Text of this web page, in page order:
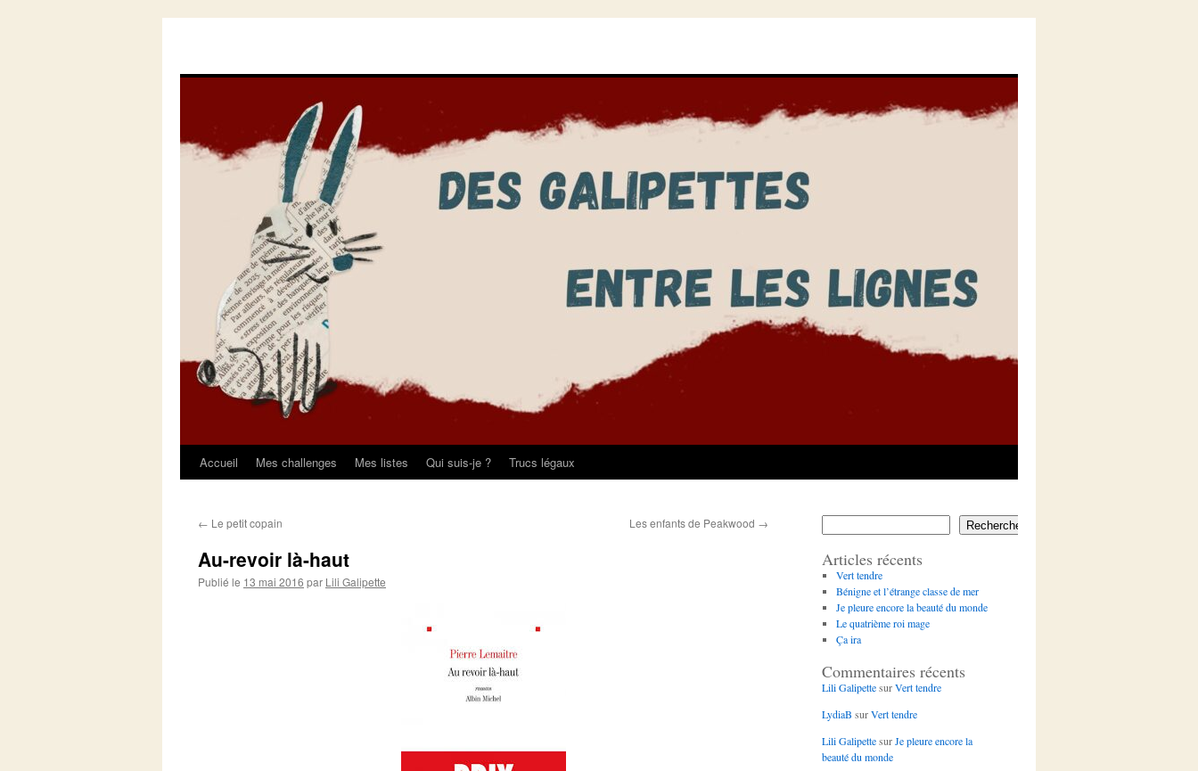
Aller
contenu
Accueil Mes challenges Mes listes Qui suis-je ? Trucs légaux
← Le petit copain Les enfants de Peakwood →
Au-revoir là-haut
Publié le 13 mai 2016 par Lili Galipette
Rechercher
Articles récents
Vert tendre
Bénigne et l’étrange classe de mer
Je pleure encore la beauté du monde
Le quatrième roi mage
Ça ira
Commentaires récents
Lili GalipettesurVert tendre
LydiaB surVert tendre
Lili GalipettesurJe pleure encore la
beauté du monde